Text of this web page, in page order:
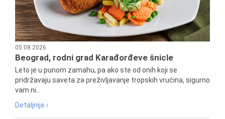
05.08.2026
Beograd, rodni grad Karađorđeve šnicle
Leto je u punom zamahu, pa ako ste od onih koji se
pridržavaju saveta za preživljavanje tropskih vrućina, sigurno
vam ni...
Detaljnije ›